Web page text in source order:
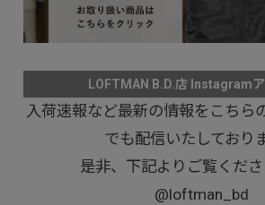
LOFTMAN B.D.店 Instagram
入荷速報など最新の情報をこちら
でも配信いたしておりま
是非、下記よりご覧くださ
@loftman_bd